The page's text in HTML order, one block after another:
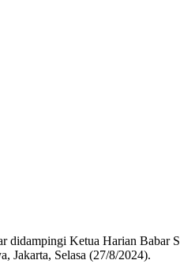
Ketua Harian Babar
Jakarta, Selasa (27/8/2024).